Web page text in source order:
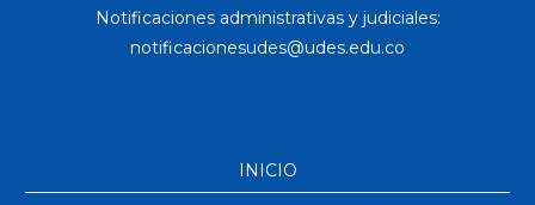
Notificaciones administrativas y judiciales:
INICIO